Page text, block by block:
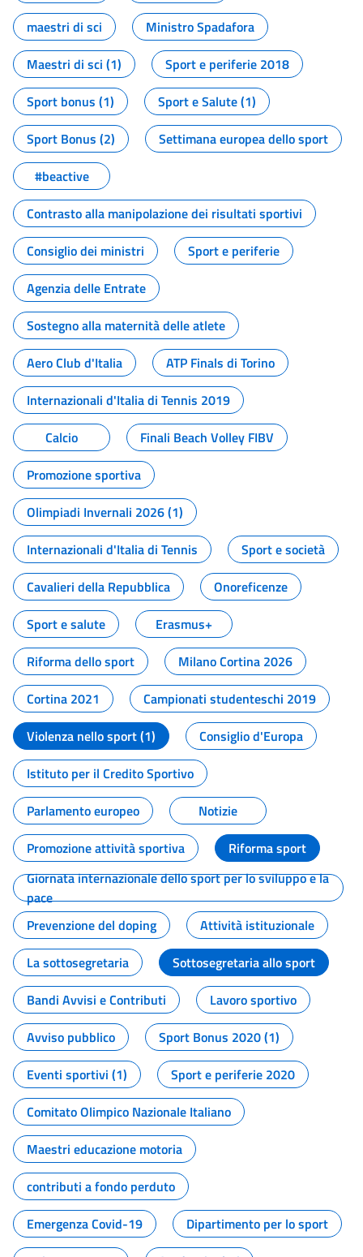
maestri di sci
Ministro Spadafora
Maestri di sci (1)
Sport e periferie 2018
Sport bonus (1)
Sport e Salute (1)
Sport Bonus (2)
Settimana europea dello sport
#beactive
Contrasto alla manipolazione dei risultati sportivi
Consiglio dei ministri
Sport e periferie
Agenzia delle Entrate
Sostegno alla maternità delle atlete
Aero Club d'Italia
ATP Finals di Torino
Internazionali d'Italia di Tennis 2019
Calcio
Finali Beach Volley FIBV
Promozione sportiva
Olimpiadi Invernali 2026 (1)
Internazionali d'Italia di Tennis
Sport e società
Cavalieri della Repubblica
Onoreficenze
Sport e salute
Erasmus+
Riforma dello sport
Milano Cortina 2026
Cortina 2021
Campionati studenteschi 2019
Violenza nello sport (1)
Consiglio d'Europa
Istituto per il Credito Sportivo
Parlamento europeo
Notizie
Promozione attività sportiva
Riforma sport
Giornata internazionale dello sport per lo sviluppo e la
pace
Prevenzione del doping
Attività istituzionale
La sottosegretaria
Sottosegretaria allo sport
Bandi Avvisi e Contributi
Lavoro sportivo
Avviso pubblico
Sport Bonus 2020 (1)
Eventi sportivi (1)
Sport e periferie 2020
Comitato Olimpico Nazionale Italiano
Maestri educazione motoria
contributi a fondo perduto
Emergenza Covid-19
Dipartimento per lo sport